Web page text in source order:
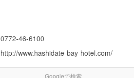
0772-46-6100
http://www.hashidate-bay-hotel.com/
Googleで検索